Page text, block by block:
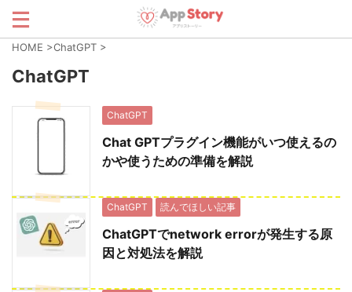
HOME >ChatGPT >
ChatGPT
ChatGPT
Chat GPTプラグイン機能がいつ使えるの
かや使うための準備を解説
ChatGPT 読んでほしい記事
ChatGPTでnetwork errorが発生する原
因と対処法を解説